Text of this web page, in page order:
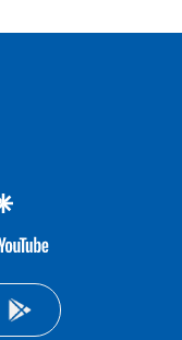
google
youtube-